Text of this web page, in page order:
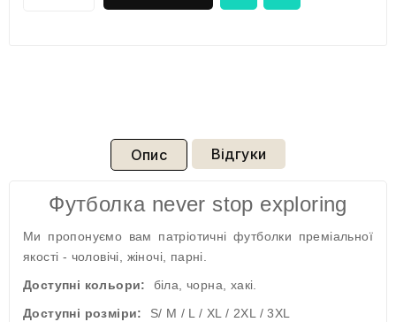
Опис Відгуки
Футболка never stop exploring
Ми пропонуємо вам патріотичні футболки преміальної
якості - чоловічі, жіночі, парні.
Доступні кольори:
біла, чорна, хакі.
Доступні розміри:
S/ M / L / XL / 2XL / 3XL